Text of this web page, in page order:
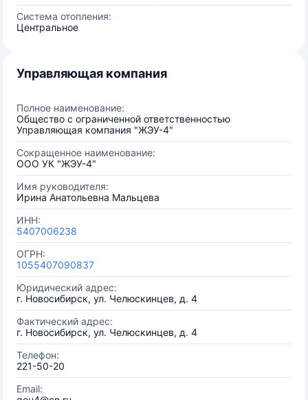
Система отопления:
Центральное
Управляющая компания
Полное наименование:
Общество с ограниченной ответственностью
Управляющая компания "ЖЭУ-4"
Сокращенное наименование:
ООО УК "ЖЭУ-4"
Имя руководителя:
Ирина Анатольевна Мальцева
ИНН:
5407006238
ОГРН:
1055407090837
Юридический адрес:
г. Новосибирск, ул. Челюскинцев, д. 4
Фактический адрес:
г. Новосибирск, ул. Челюскинцев, д. 4
Телефон:
221-50-20
Email: